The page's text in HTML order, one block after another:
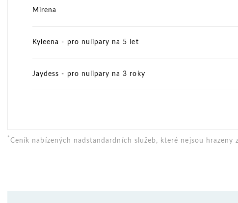
Mirena
Kyleena - pro nulipary na 5 let
Jaydess - pro nulipary na 3 roky
*Ceník nabízených nadstandardních služeb, které nejsou